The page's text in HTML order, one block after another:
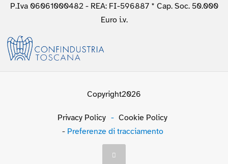
P.Iva 06061000482 - REA: FI-596887 * Cap. Soc. 50.000
Euro i.v.
Copyright2026
Privacy Policy - Cookie Policy
- Preferenze di tracciamento